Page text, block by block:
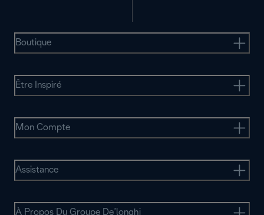
Boutique
Être Inspiré
Mon Compte
Assistance
À Propos Du Groupe De’longhi